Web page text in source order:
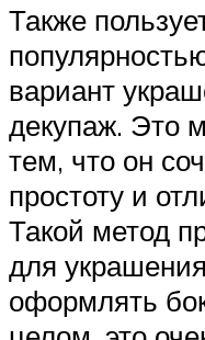
Также
вариант
декупаж. Это
тем, что он
простоту и
Такой метод
для
оформлять